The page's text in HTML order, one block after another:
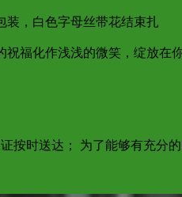
装，白色字母丝带花结束扎
福化作浅浅的微笑，绽放在你
按时送达； 为了能够有充分